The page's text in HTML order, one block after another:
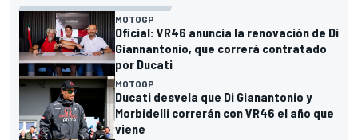
MOTOGP
Oficial: VR46 anuncia la renovación de Di
Giannantonio, que correrá contratado
por Ducati
MOTOGP
Ducati desvela que Di Gianantonio y
Morbidelli correrán con VR46 el año que
viene